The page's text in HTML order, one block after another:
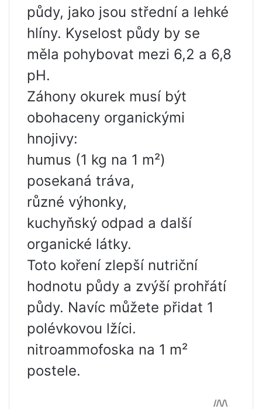
půdy, jako jsou střední a lehké
hlíny. Kyselost půdy by se
měla pohybovat mezi 6,2 a 6,8
pH.
Záhony okurek musí být
obohaceny organickými
hnojivy:
humus (1 kg na 1 m²)
posekaná tráva,
různé výhonky,
kuchyňský odpad a další
organické látky.
Toto koření zlepší nutriční
hodnotu půdy a zvýší prohřátí
půdy. Navíc můžete přidat 1
polévkovou lžíci.
nitroammofoska na 1 m²
postele.